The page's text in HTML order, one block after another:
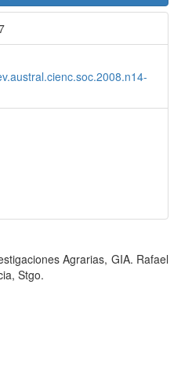
Agrarias, GIA. Rafael
Stgo.